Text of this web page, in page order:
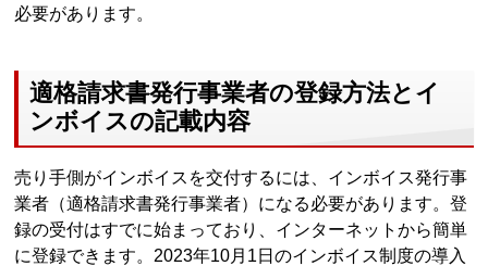
必要があります。
適格請求書発行事業者の登録方法とイ
ンボイスの記載内容
売り手側がインボイスを交付するには、インボイス発行事
業者（適格請求書発行事業者）になる必要があります。登
録の受付はすでに始まっており、インターネットから簡単
に登録できます。2023年10月1日のインボイス制度の導入